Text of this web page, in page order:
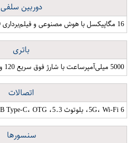
دوربین سلفی
16 مگاپیکسل با هوش مصنوعی و فیلم‌برداری Full HD
باتری
5000 میلی‌آمپرساعت با شارژ فوق سریع 120 وات
اتصالات
5G، Wi-Fi 6، بلوتوث 5.3، NFC، USB Type-C، OTG
سنسورها